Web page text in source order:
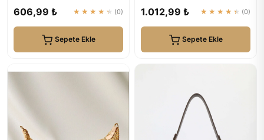
606,99 ₺ ★★★★★ (0)
Sepete Ekle
1.012,99 ₺ ★★★★★ (0)
Sepete Ekle